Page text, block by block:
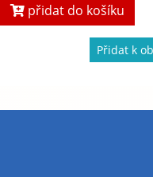
přidat do košíku
Přidat k